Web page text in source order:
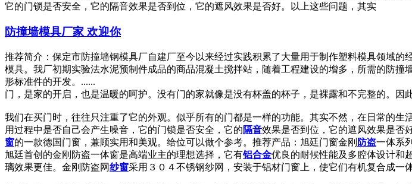
它的门锁是否安全，它的隔音效果是否到位，它的遮风效果是否好。以上这些问题，其实
防撞墙模具厂家 欢迎你
推荐简介：保定市防撞墙钢模具厂自建厂至今以来经过实践积累了大量用于制作塑料模具领域
模具。我厂初期实验法水泥预制件成品的商品混凝土搅拌站，随着工程建设的增多，所需的防
形标准件的开发。......
门，是家的开启，也是温暖的呵护。没有门的家就像是没有杯盖的杯子，是裸露和不完整的。因
我们在买门时，往往只注重了它的外观。似乎所有的门都是一样的功能。其实不然，在日常的
用过程中是否自己会产生噪音，它的门锁是否安全，它的隔音效果是否到位，它的遮风效果是否
窗的一款德国门窗，兼顾实用和美观。给位可以做个参考。推荐产品：旭廷门窗金刚 防盗一体系列
旭廷首创的金刚防盗一体窗是高端业主的理想选择，它有铝合金优良的耐候性能及多腔体设计和
璃效果更佳。金刚防盗网纱窗采用３０４不锈钢纱网，安装于铝材门窗上，使它们有机复合成一体